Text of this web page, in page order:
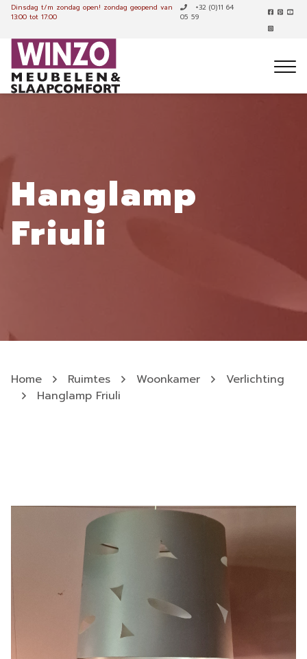
Dinsdag t/m zondag open! zondag geopend van
13:00 tot 17:00
+32 (0)11 64
05 59
Hanglamp
Friuli
Home Ruimtes Woonkamer
Verlichting
Hanglamp Friuli